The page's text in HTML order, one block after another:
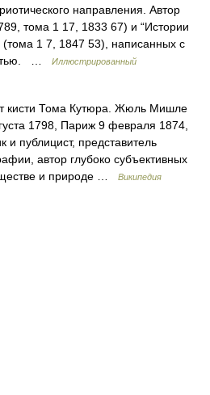
направления. Автор
тома 1 17, 1833 67) и “Истории
1 7, 1847 53), написанных с
…
Иллюстрированный
кисти Тома Кутюра. Жюль Мишле
1798, Париж 9 февраля 1874,
и публицист, представитель
автор глубоко субъективных
и природе …
Википедия